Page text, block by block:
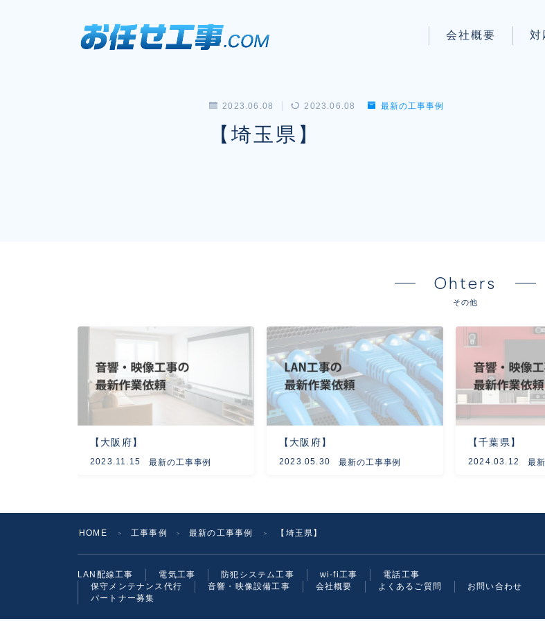
会社概要 対
2023.06.08 2023.06.08 最新の工事事例
【埼玉県】
Ohters
その他
【大阪府】
2023.11.15 最新の工事事例
【大阪府】
2023.05.30 最新の工事事例
【千葉県】
2024.03.12 最
HOME ＞ 工事事例 ＞ 最新の工事事例 ＞ 【埼玉県】
LAN配線工事 電気工事 防犯システム工事 wi-fi工事
電話工事
保守メンテナンス代行
音響・映像設備工事 会社概要 よくあるご質問
お問い合わせ
パートナー募集